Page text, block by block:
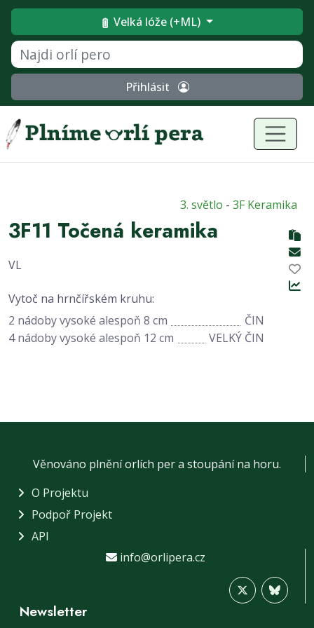
Velká lóže (+ML)
Přihlásit
3. světlo - 3F Keramika
3F11 Točená keramika
VL
Vytoč na hrnčířském kruhu:
2 nádoby vysoké alespoň 8 cm
ČIN
4 nádoby vysoké alespoň 12 cm
VELKÝ ČIN
Věnováno plnění orlích per a stoupání na horu.
O Projektu
Podpoř Projekt
API
info@orlipera.cz
Newsletter